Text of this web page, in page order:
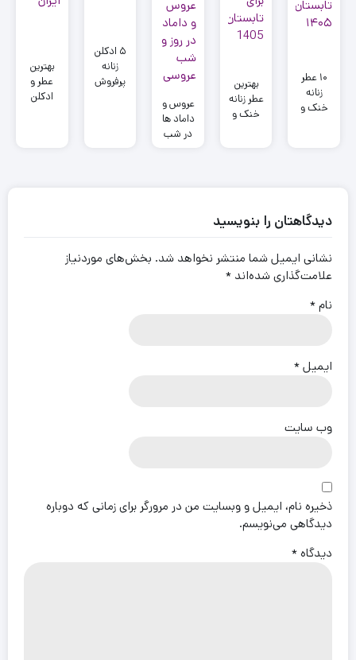
۱۰ عطر
زنانه
خنک و
بهترین
عطر زنانه
خنک و
عروس و
داماد ها
در شب
۵ ادکلن
زنانه
پرفروش
بهترین
عطر و
ادکلن
دیدگاهتان را بنویسید
نشانی ایمیل شما منتشر نخواهد شد. بخش‌های موردنیاز
علامت‌گذاری شده‌اند *
نام*
ایمیل*
وب‌ سایت
ذخیره نام، ایمیل و وبسایت من در مرورگر برای زمانی که دوباره
دیدگاهی می‌نویسم.
دیدگاه*